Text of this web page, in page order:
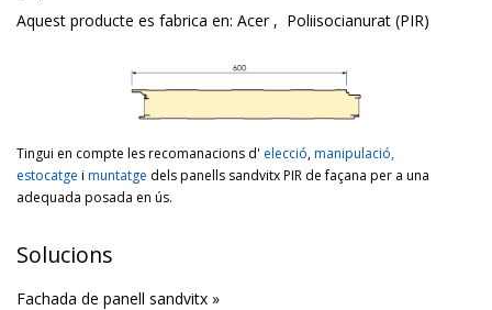
Aquest producte es fabrica en: Acer, Poliisocianurat (PIR)
Tingui en compte les recomanacions d' elecció,manipulació,
estocatge i muntatge dels panells sandvitx PIR de façana per a una
adequada posada en ús.
Solucions
Fachada de panell sandvitx »